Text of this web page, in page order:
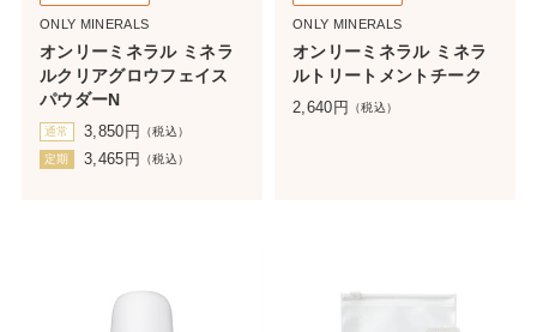
ONLY MINERALS
オンリーミネラル ミネラ
ルクリアグロウフェイス
パウダーN
通常 3,850 円 （税込）
定期 3,465 円 （税込）
ONLY MINERALS
オンリーミネラル ミネラ
ルトリートメントチーク
2,640 円 （税込）